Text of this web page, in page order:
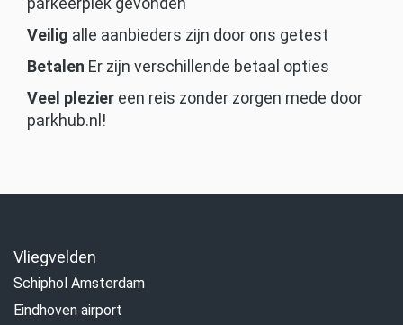
Veilig alle aanbieders zijn door ons getest
Betalen Er zijn verschillende betaal opties
Veel plezier een reis zonder zorgen mede door
parkhub.nl!
Vliegvelden
Schiphol Amsterdam
Eindhoven airport